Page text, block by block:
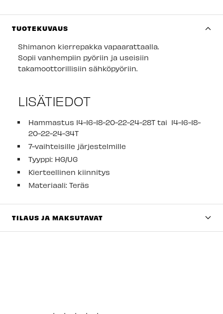
Joensuun myymälä
Imatran myymälä-Saatavilla
Jyväskylän myymälä-Saatavilla
TUOTEKUVAUS
Shimanon kierrepakka vapaarattaalla.
Sopii vanhempiin pyöriin ja useisiin
takamoottorillisiin sähköpyöriin.
LISÄTIEDOT
Hammastus 14-16-18-20-22-24-28T tai 14-16-18-
20-22-24-34T
7-vaihteisille järjestelmille
Tyyppi: HG/UG
Kierteellinen kiinnitys
Materiaali: Teräs
TILAUS JA MAKSUTAVAT